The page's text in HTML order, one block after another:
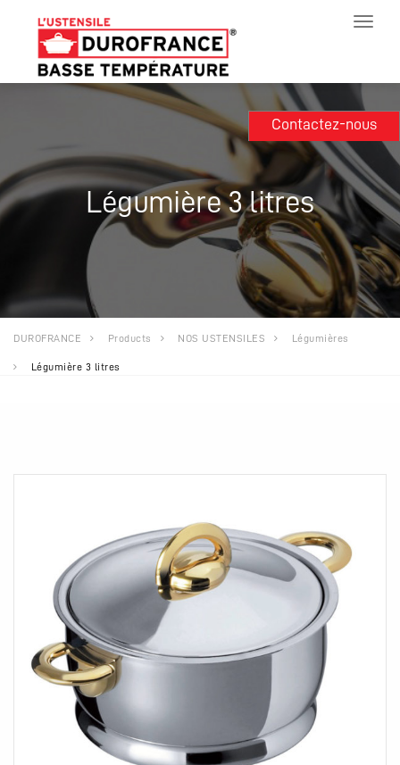
Toggle
Légumière 3 litres
DUROFRANCE Products NOS USTENSILES Légumières
Légumière 3 litres
Contactez-nous